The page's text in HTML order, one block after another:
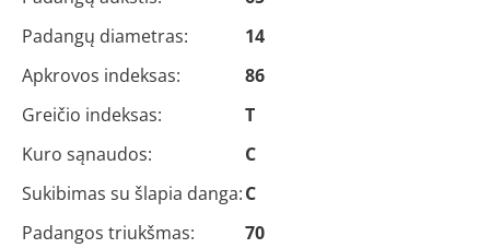
Padangų diametras:
14
Apkrovos indeksas:
86
Greičio indeksas:
T
Kuro sąnaudos:
C
Sukibimas su šlapia danga:C
Padangos triukšmas:
70